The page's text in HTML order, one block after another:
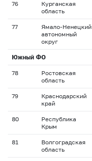
76
Курганская
область
77
Ямало-Ненецкий
автономный
округ
Южный ФО
78
Ростовская
область
79
Краснодарский
край
80
Республика
Крым
81
Волгоградская
область